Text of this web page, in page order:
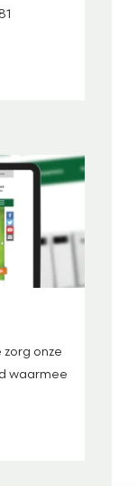
onze
waarmee